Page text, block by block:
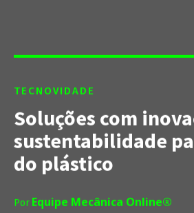
TECNOVIDADE
Soluções com
sustentabilidade
do plástico
Por Equipe Mecânica Online®